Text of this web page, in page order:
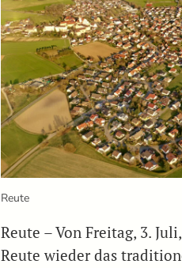
Reute
Reute – Von Freitag, 3.
Reute wieder das